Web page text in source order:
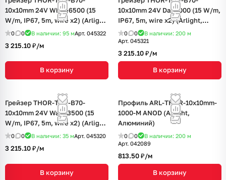
10x10mm 24V White6500 (15
W/m, IP67, 5m, wire x2) (Arlight,
Вывод вниз, 3 года)
0 0 В наличии: 95 мАрт. 045322
3 215.10 ₽/м
В корзину
10x10mm 24V Day4000 (15 W/m,
IP67, 5m, wire x2) (Arlight,
Вывод вниз, 3 года)
0 0 В наличии: 200 м
Арт. 045321
3 215.10 ₽/м
В корзину
Грейзер THOR-TOP-B70-
10x10mm 24V Warm3500 (15
W/m, IP67, 5m, wire x2) (Arlight,
Вывод вниз, 3 года)
0 0 В наличии: 35 мАрт. 045320
3 215.10 ₽/м
В корзину
Профиль ARL-THOR-10x10mm-
1000-M ANOD (Arlight,
Алюминий)
0 0 В наличии: 200 м
Арт. 042089
813.50 ₽/м
В корзину